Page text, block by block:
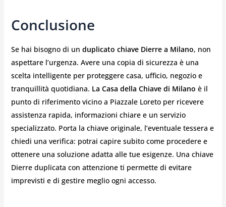
Conclusione
Se hai bisogno di un duplicato chiave Dierre a Milano, non
aspettare l’urgenza. Avere una copia di sicurezza è una
scelta intelligente per proteggere casa, ufficio, negozio e
tranquillità quotidiana. La Casa della Chiave di Milano è il
punto di riferimento vicino a Piazzale Loreto per ricevere
assistenza rapida, informazioni chiare e un servizio
specializzato. Porta la chiave originale, l’eventuale tessera e
chiedi una verifica: potrai capire subito come procedere e
ottenere una soluzione adatta alle tue esigenze. Una chiave
Dierre duplicata con attenzione ti permette di evitare
imprevisti e di gestire meglio ogni accesso.